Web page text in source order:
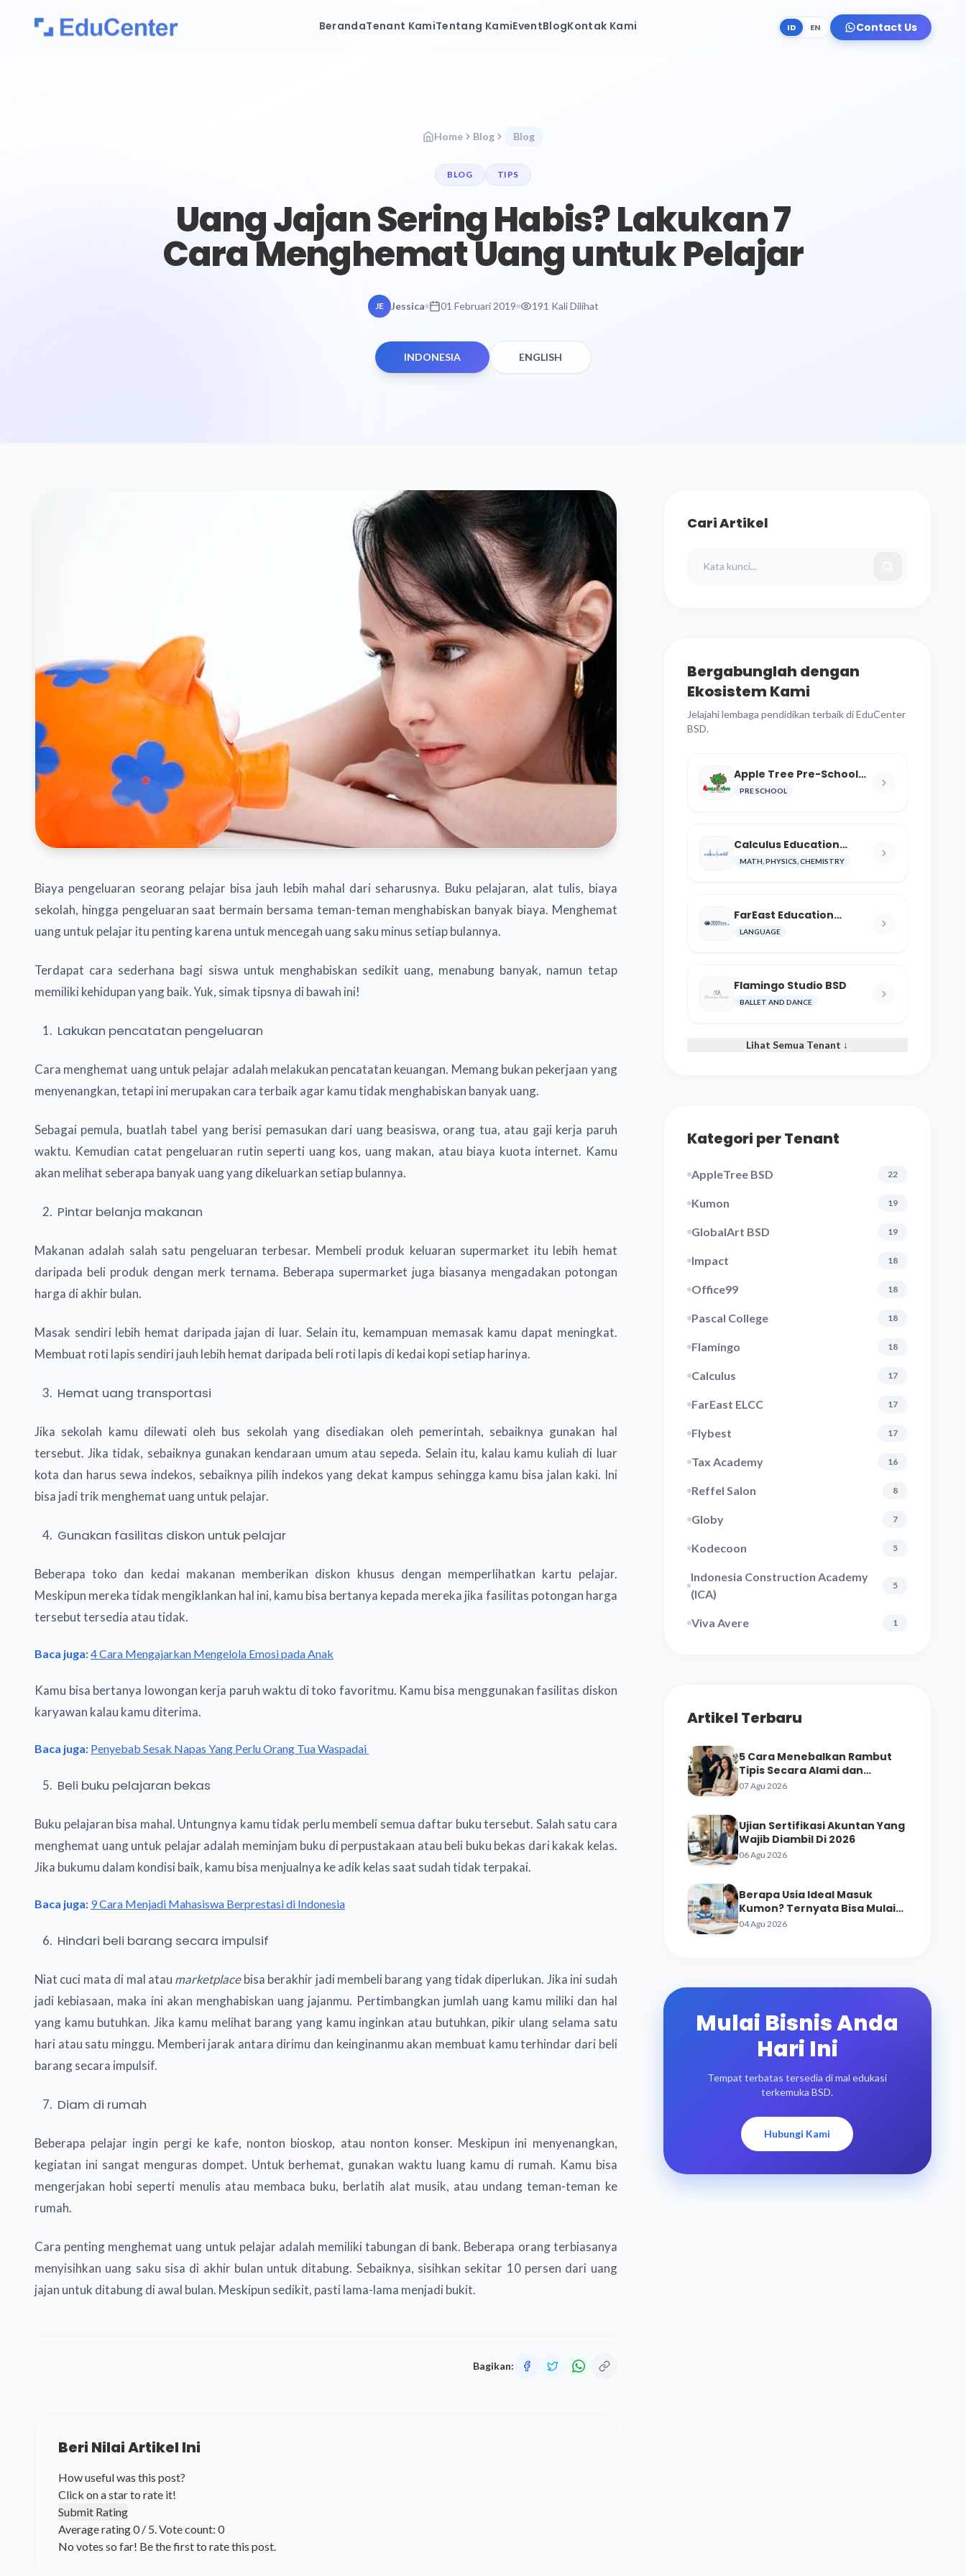
BerandaTenant KamiTentang KamiEventBlogKontak Kami ID EN Contact Us
Home Blog Blog
BLOG TIPS
Uang Jajan Sering Habis? Lakukan 7
Cara Menghemat Uang untuk Pelajar
JE Jessica 01 Februari 2019 191 Kali Dilihat
INDONESIA ENGLISH
Biaya pengeluaran seorang pelajar bisa jauh lebih mahal dari seharusnya. Buku pelajaran, alat tulis, biaya
sekolah, hingga pengeluaran saat bermain bersama teman-teman menghabiskan banyak biaya. Menghemat
uang untuk pelajar itu penting karena untuk mencegah uang saku minus setiap bulannya.
Terdapat cara sederhana bagi siswa untuk menghabiskan sedikit uang, menabung banyak, namun tetap
memiliki kehidupan yang baik. Yuk, simak tipsnya di bawah ini!
Lakukan pencatatan pengeluaran
Cara menghemat uang untuk pelajar adalah melakukan pencatatan keuangan. Memang bukan pekerjaan yang
menyenangkan, tetapi ini merupakan cara terbaik agar kamu tidak menghabiskan banyak uang.
Sebagai pemula, buatlah tabel yang berisi pemasukan dari uang beasiswa, orang tua, atau gaji kerja paruh
waktu. Kemudian catat pengeluaran rutin seperti uang kos, uang makan, atau biaya kuota internet. Kamu
akan melihat seberapa banyak uang yang dikeluarkan setiap bulannya.
Pintar belanja makanan
Makanan adalah salah satu pengeluaran terbesar. Membeli produk keluaran supermarket itu lebih hemat
daripada beli produk dengan merk ternama. Beberapa supermarket juga biasanya mengadakan potongan
harga di akhir bulan.
Masak sendiri lebih hemat daripada jajan di luar. Selain itu, kemampuan memasak kamu dapat meningkat.
Membuat roti lapis sendiri jauh lebih hemat daripada beli roti lapis di kedai kopi setiap harinya.
Hemat uang transportasi
Jika sekolah kamu dilewati oleh bus sekolah yang disediakan oleh pemerintah, sebaiknya gunakan hal
tersebut. Jika tidak, sebaiknya gunakan kendaraan umum atau sepeda. Selain itu, kalau kamu kuliah di luar
kota dan harus sewa indekos, sebaiknya pilih indekos yang dekat kampus sehingga kamu bisa jalan kaki. Ini
bisa jadi trik menghemat uang untuk pelajar.
Gunakan fasilitas diskon untuk pelajar
Beberapa toko dan kedai makanan memberikan diskon khusus dengan memperlihatkan kartu pelajar.
Meskipun mereka tidak mengiklankan hal ini, kamu bisa bertanya kepada mereka jika fasilitas potongan harga
tersebut tersedia atau tidak.
Baca juga:4 Cara Mengajarkan Mengelola Emosi pada Anak
Kamu bisa bertanya lowongan kerja paruh waktu di toko favoritmu. Kamu bisa menggunakan fasilitas diskon
karyawan kalau kamu diterima.
Baca juga: Penyebab Sesak Napas Yang Perlu Orang Tua Waspadai
Beli buku pelajaran bekas
Buku pelajaran bisa mahal. Untungnya kamu tidak perlu membeli semua daftar buku tersebut. Salah satu cara
menghemat uang untuk pelajar adalah meminjam buku di perpustakaan atau beli buku bekas dari kakak kelas.
Jika bukumu dalam kondisi baik, kamu bisa menjualnya ke adik kelas saat sudah tidak terpakai.
Baca juga: 9 Cara Menjadi Mahasiswa Berprestasi di Indonesia
Hindari beli barang secara impulsif
Niat cuci mata di mal atau marketplacebisa berakhir jadi membeli barang yang tidak diperlukan. Jika ini sudah
jadi kebiasaan, maka ini akan menghabiskan uang jajanmu. Pertimbangkan jumlah uang kamu miliki dan hal
yang kamu butuhkan. Jika kamu melihat barang yang kamu inginkan atau butuhkan, pikir ulang selama satu
hari atau satu minggu. Memberi jarak antara dirimu dan keinginanmu akan membuat kamu terhindar dari beli
barang secara impulsif.
Diam di rumah
Beberapa pelajar ingin pergi ke kafe, nonton bioskop, atau nonton konser. Meskipun ini menyenangkan,
kegiatan ini sangat menguras dompet. Untuk berhemat, gunakan waktu luang kamu di rumah. Kamu bisa
mengerjakan hobi seperti menulis atau membaca buku, berlatih alat musik, atau undang teman-teman ke
rumah.
Cara penting menghemat uang untuk pelajar adalah memiliki tabungan di bank. Beberapa orang terbiasanya
menyisihkan uang saku sisa di akhir bulan untuk ditabung. Sebaiknya, sisihkan sekitar 10 persen dari uang
jajan untuk ditabung di awal bulan. Meskipun sedikit, pasti lama-lama menjadi bukit.
Bagikan:
Beri Nilai Artikel Ini
How useful was this post?
Click on a star to rate it!
Submit Rating
Average rating0/ 5. Vote count: 0
No votes so far! Be the first to rate this post.
Cari Artikel
Bergabunglah dengan
Ekosistem Kami
Jelajahi lembaga pendidikan terbaik di EduCenter
BSD.
Apple Tree Pre-School
BSD
PRE SCHOOL
Calculus Education
Center
MATH, PHYSICS, CHEMISTRY
FarEast Education
Language and Cultural
Center
LANGUAGE
Flamingo Studio BSD
BALLET AND DANCE
Lihat Semua Tenant ↓
Kategori per Tenant
AppleTree BSD 22
Kumon 19
GlobalArt BSD 19
Impact 18
Office99 18
Pascal College 18
Flamingo 18
Calculus 17
FarEast ELCC 17
Flybest 17
Tax Academy 16
Reffel Salon 8
Globy 7
Kodecoon 5
Indonesia Construction Academy
(ICA)
5
Viva Avere 1
Artikel Terbaru
5 Cara Menebalkan Rambut
Tipis Secara Alami dan
Perawatan Salon
07 Agu 2026
Ujian Sertifikasi Akuntan Yang
Wajib Diambil Di 2026
06 Agu 2026
Berapa Usia Ideal Masuk
Kumon? Ternyata Bisa Mulai
dari Prasekolah
04 Agu 2026
Mulai Bisnis Anda
Hari Ini
Tempat terbatas tersedia di mal edukasi
terkemuka BSD.
Hubungi Kami